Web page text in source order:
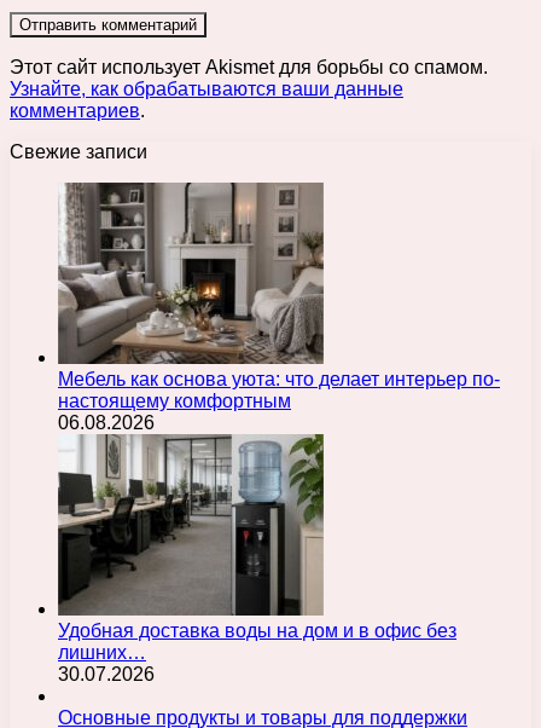
Этот сайт использует Akismet для борьбы со спамом.
Узнайте, как обрабатываются ваши данные
комментариев.
Свежие записи
Мебель как основа уюта: что делает интерьер по-
настоящему комфортным
06.08.2026
Удобная доставка воды на дом и в офис без
лишних…
30.07.2026
Основные продукты и товары для поддержки